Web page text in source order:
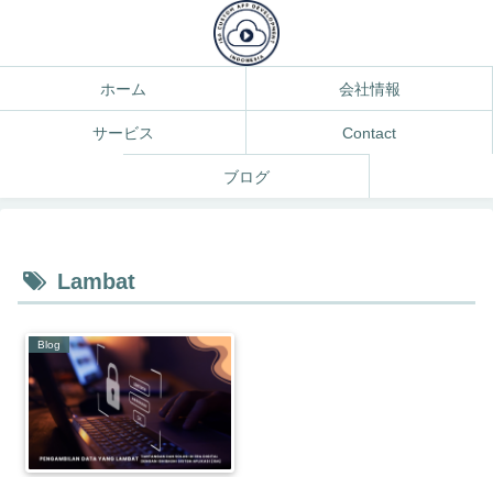
ホーム 会社情報
サービス Contact
ブログ
Lambat
Blog